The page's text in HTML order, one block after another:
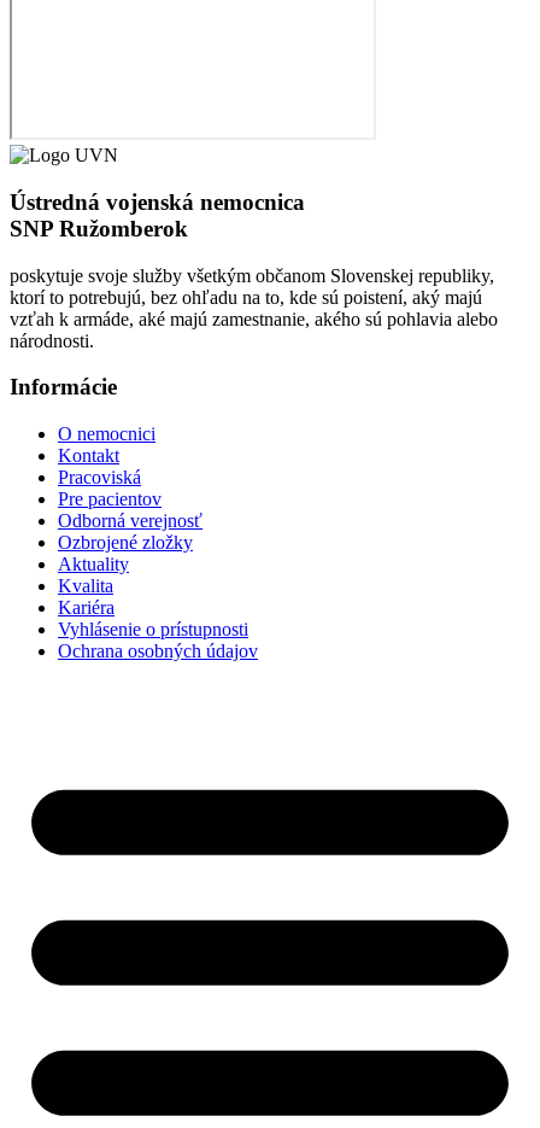
Ústredná vojenská nemocnica
SNP Ružomberok
poskytuje svoje služby všetkým občanom Slovenskej republiky,
ktorí to potrebujú, bez ohľadu na to, kde sú poistení, aký majú
vzťah k armáde, aké majú zamestnanie, akého sú pohlavia alebo
národnosti.
Informácie
O nemocnici
Kontakt
Pracoviská
Pre pacientov
Odborná verejnosť
Ozbrojené zložky
Aktuality
Kvalita
Kariéra
Vyhlásenie o prístupnosti
Ochrana osobných údajov